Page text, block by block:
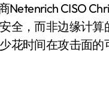
Netenrich CISO
全，而非边缘计
花时间在攻击面的